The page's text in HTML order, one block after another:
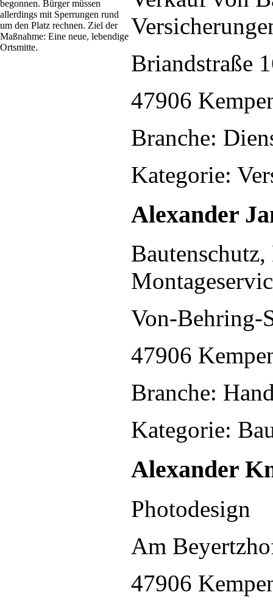
begonnen. Bürger müssen
allerdings mit Sperrungen rund
um den Platz rechnen. Ziel der
Maßnahme: Eine neue, lebendige
Ortsmitte.
Briandstraße
47906
Branche:
Kategorie:
Alexander
Von-Behring-
47906
Branche:
Kategorie:
Alexander
Photodesign
Am
47906